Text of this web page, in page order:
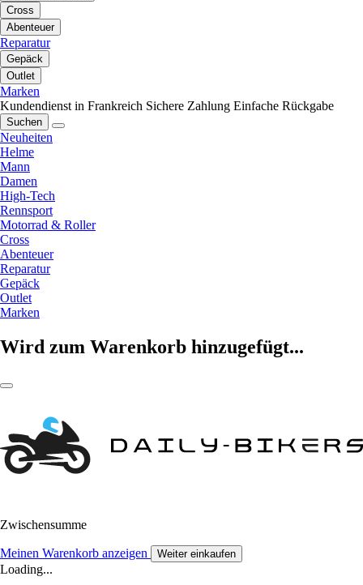
Cross
Abenteuer
Reparatur
Gepäck
Outlet
Marken
Kundendienst in Frankreich Sichere Zahlung Einfache Rückgabe
Suchen
Neuheiten
Helme
Mann
Damen
High-Tech
Rennsport
Motorrad & Roller
Cross
Abenteuer
Reparatur
Gepäck
Outlet
Marken
Wird zum Warenkorb hinzugefügt...
Zwischensumme
Meinen Warenkorb anzeigen Weiter einkaufen
Loading...